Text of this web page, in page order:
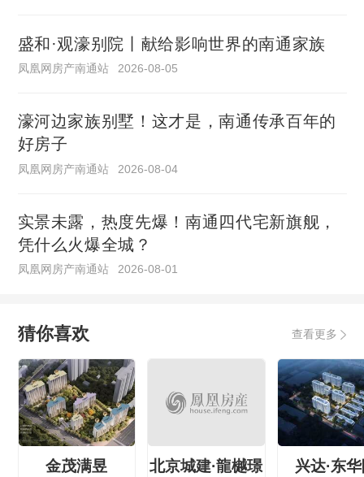
盛和·观濠别院丨献给影响世界的南通家族
凤凰网房产南通站 2026-08-05
濠河边家族别墅！这才是，南通传承百年的
好房子
凤凰网房产南通站 2026-08-04
实景未露，热度先爆！南通四代宅新旗舰，
凭什么火爆全城？
凤凰网房产南通站 2026-08-01
猜你喜欢 查看更多
金茂满昱
北京城建·龍樾璟
兴达·东